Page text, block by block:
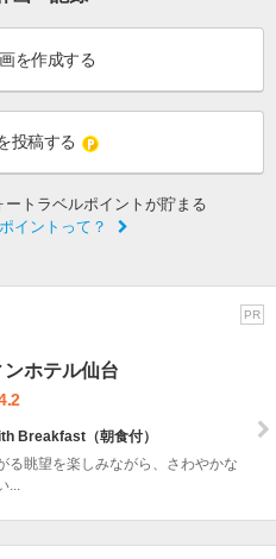
を作成する
投稿する
トラベルポイントが貯まる
イントって？
PR
ンホテル仙台
Breakfast（朝食付）
る眺望を楽しみながら、さわやかな
...